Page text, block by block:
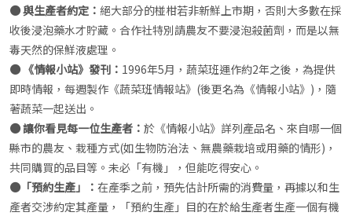
● 與生產者約定： 絕大部分的椪柑若非新鮮上市期，否則大多數在採
收後浸泡藥水才貯藏。合作社特別請農友不要浸泡殺菌劑，而是以無
毒天然的保鮮液處理。
● 《情報小站》發刊： 1996年5月，蔬菜班運作約2年之後，為提供
即時情報，每週製作《蔬菜班情報站》(後更名為《情報小站》)，隨
著蔬菜一起送出。
● 讓你看見每一位生產者： 於《情報小站》詳列產品名、來自哪一個
縣市的農友、栽種方式(如生物防治法、無農藥栽培或用藥的情形)，
共同購買的品目等。未必「有機」，但能吃得安心。
●「預約生產」： 在產季之前，預先估計所需的消費量，再據以和生
產者交涉約定其產量，「預約生產」目的在於給生產者生產一個有機